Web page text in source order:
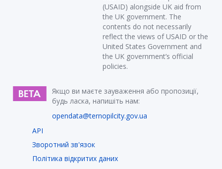
(USAID) alongside UK aid from
the UK government. The
contents do not necessarily
reflect the views of USAID or the
United States Government and
the UK government’s official
policies.
Якщо ви маєте зауваження або пропозиції,
будь ласка, напишіть нам:
opendata@ternopilcity.gov.ua
API
Зворотний зв'язок
Політика відкритих даних